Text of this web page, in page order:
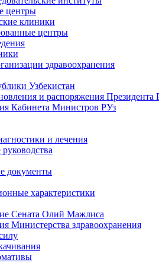
центры
клиники
центры
здравоохранения
Узбекистан
и распоряжения Президента
Кабинета Министров РУз
и лечения
документы
характеристики
Сената Олий Мажлиса
Министерства здравоохранения